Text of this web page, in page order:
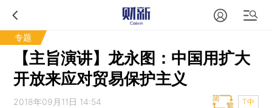
专题
【主旨演讲】龙永图：中国用扩大
开放来应对贸易保护主义
2018年09月11日 14:54 T中